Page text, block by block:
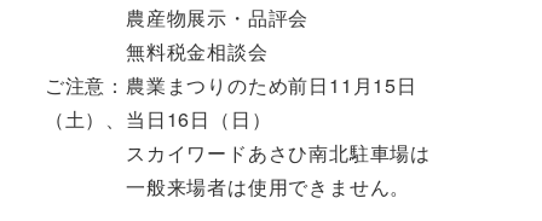
農産物展示・品評会
無料税金相談会
ご注意：農業まつりのため前日11月15日
（土）、当日16日（日）
スカイワードあさひ南北駐車場は
一般来場者は使用できません。